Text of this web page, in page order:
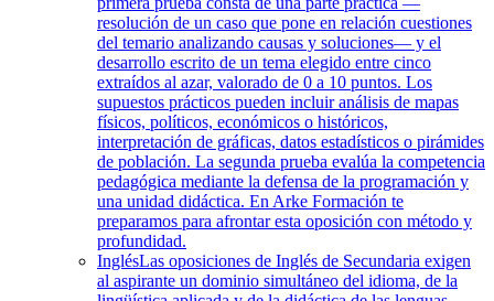
resolución de un caso que pone en relación cuestiones
del temario analizando causas y soluciones— y el
desarrollo escrito de un tema elegido entre cinco
extraídos al azar, valorado de 0 a 10 puntos. Los
supuestos prácticos pueden incluir análisis de mapas
físicos, políticos, económicos o históricos,
interpretación de gráficas, datos estadísticos o pirámides
de población. La segunda prueba evalúa la competencia
pedagógica mediante la defensa de la programación y
una unidad didáctica. En Arke Formación te
preparamos para afrontar esta oposición con método y
profundidad.
InglésLas oposiciones de Inglés de Secundaria exigen
al aspirante un dominio simultáneo del idioma, de la